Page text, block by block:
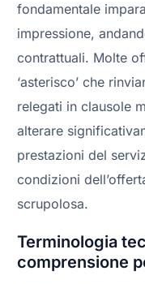
fondamentale
impressione,
contrattuali. Molte
‘asterisco’ che
relegati in clausole
alterare
prestazioni del
condizioni
scrupolosa.
Terminologia
comprensione